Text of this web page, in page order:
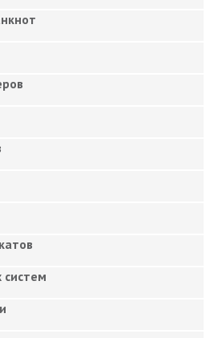
систем